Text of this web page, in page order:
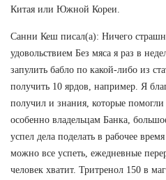
Китая или Южной Кореи.
Санни Кеш писал(а): Ничего
удовольствием Без мяса я раз в
запулить бабло по какой-либо из
получить 10 ярдов, например. Я
получил и знания, которые помогли
особенно владельцам Банка,
успел дела поделать в рабочее
можно все успеть, ежедневные
человек хватит. Тритренол 150 в